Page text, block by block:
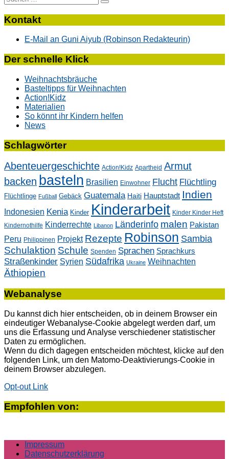
nach:
Kontakt
E-Mail an Guni Aiyub (Robinson Redakteurin)
Der schnelle Klick
Weihnachtsbräuche
Basteltipps für Weihnachten
Action!Kidz
Materialien
So könnt ihr Kindern helfen
News
Schlagwörter
Abenteuergeschichte Action!Kidz Apartheid Armut
backen basteln Brasilien Einwohner Flucht Flüchtling
Flüchtlinge Fußball Gebäck Guatemala Haiti Hauptstadt Indien
Indonesien Kenia Kinder Kinderarbeit Kinder Kinder Heft
Kindernothilfe Kinderrechte Libanon Länderinfo malen Pakistan
Peru Philippinen Projekt Rezepte Robinson Sambia
Schulaktion Schule Spenden Sprachen Sprachkurs
Straßenkinder Syrien Südafrika Ukraine Weihnachten
Äthiopien
Webanalyse
Du kannst dich hier entscheiden, ob in deinem Browser ein
eindeutiger Webanalyse-Cookie abgelegt werden darf, um
uns die Erfassung und Analyse verschiedener statistischer
Daten zu ermöglichen.
Wenn du dich dagegen entscheiden möchtest, klicke auf den
folgenden Link, um den Matomo-Deaktivierungs-Cookie in
deinem Browser abzulegen.
Opt-out Link
Empfohlen von:
Impressum
Datenschutzerklärung